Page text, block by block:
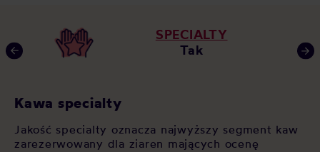
SPECIALTY
Tak
Kawa specialty
Jakość specialty oznacza najwyższy segment kaw
zarezerwowany dla ziaren mających ocenę